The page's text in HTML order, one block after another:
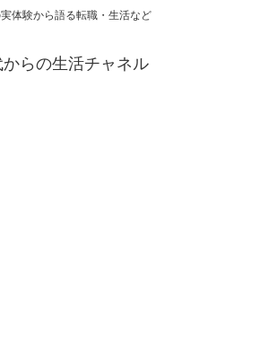
体験から語る転職・生活など
からの生活チャネル